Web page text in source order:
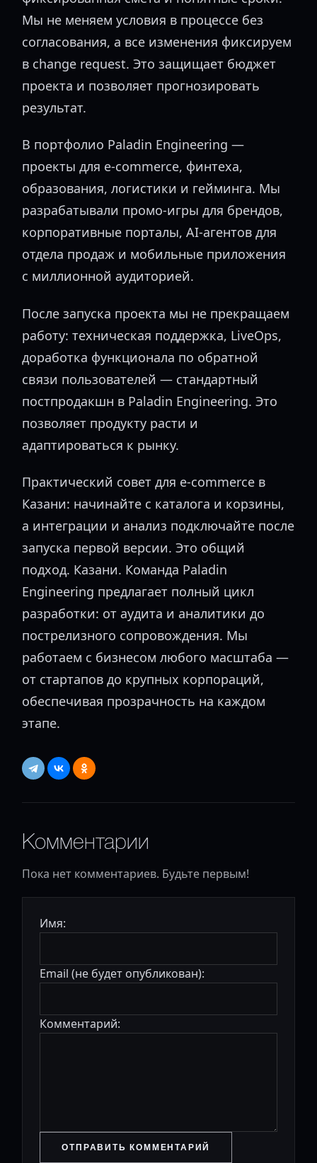
Мы не меняем условия в процессе без
согласования, а все изменения фиксируем
в change request. Это защищает бюджет
проекта и позволяет прогнозировать
результат.
В портфолио Paladin Engineering —
проекты для e-commerce, финтеха,
образования, логистики и гейминга. Мы
разрабатывали промо-игры для брендов,
корпоративные порталы, AI-агентов для
отдела продаж и мобильные приложения
с миллионной аудиторией.
После запуска проекта мы не прекращаем
работу: техническая поддержка, LiveOps,
доработка функционала по обратной
связи пользователей — стандартный
постпродакшн в Paladin Engineering. Это
позволяет продукту расти и
адаптироваться к рынку.
Практический совет для e-commerce в
Казани: начинайте с каталога и корзины,
а интеграции и анализ подключайте после
запуска первой версии. Это общий
подход. Казани. Команда Paladin
Engineering предлагает полный цикл
разработки: от аудита и аналитики до
пострелизного сопровождения. Мы
работаем с бизнесом любого масштаба —
от стартапов до крупных корпораций,
обеспечивая прозрачность на каждом
этапе.
Комментарии
Пока нет комментариев. Будьте первым!
Имя:
Email (не будет опубликован):
Комментарий:
ОТПРАВИТЬ КОММЕНТАРИЙ